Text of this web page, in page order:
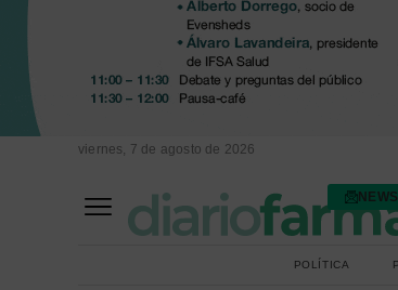
viernes, 7 de agosto de 2026
POLÍTICA